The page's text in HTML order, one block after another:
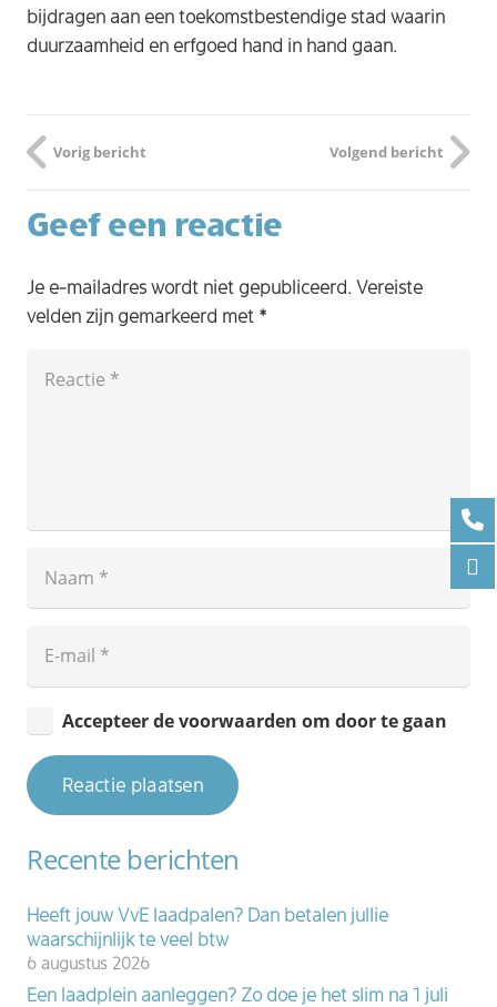
bijdragen aan een toekomstbestendige stad waarin
duurzaamheid en erfgoed hand in hand gaan.
Vorig bericht Volgend bericht
Geef een reactie
Je e-mailadres wordt niet gepubliceerd. Vereiste
velden zijn gemarkeerd met *
Accepteer de voorwaarden om door te gaan
Reactie plaatsen
Recente berichten
Heeft jouw VvE laadpalen? Dan betalen jullie
waarschijnlijk te veel btw
6 augustus 2026
Een laadplein aanleggen? Zo doe je het slim na 1 juli